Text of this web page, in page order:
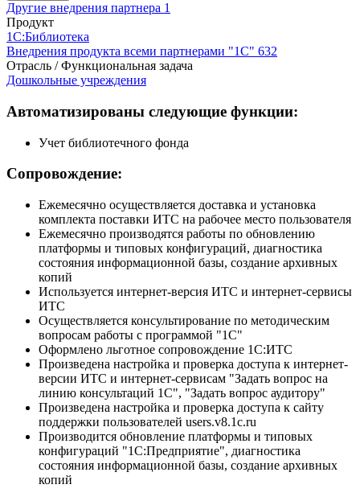
Другие внедрения партнера 1
Продукт
1С:Библиотека
Внедрения продукта всеми партнерами "1С" 632
Отрасль / Функциональная задача
Дошкольные учреждения
Автоматизированы следующие функции:
Учет библиотечного фонда
Сопровождение:
Ежемесячно осуществляется доставка и установка
комплекта поставки ИТС на рабочее место пользователя
Ежемесячно производятся работы по обновлению
платформы и типовых конфигураций, диагностика
состояния информационной базы, создание архивных
копий
Используется интернет-версия ИТС и интернет-сервисы
ИТС
Осуществляется консультирование по методическим
вопросам работы с программой "1С"
Оформлено льготное сопровождение 1С:ИТС
Произведена настройка и проверка доступа к интернет-
версии ИТС и интернет-сервисам "Задать вопрос на
линию консультаций 1С", "Задать вопрос аудитору"
Произведена настройка и проверка доступа к сайту
поддержки пользователей users.v8.1c.ru
Производится обновление платформы и типовых
конфигураций "1С:Предприятие", диагностика
состояния информационной базы, создание архивных
копий